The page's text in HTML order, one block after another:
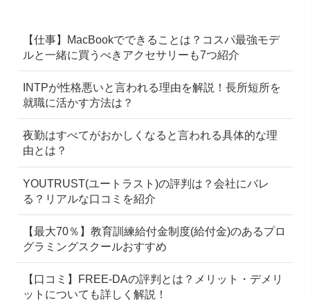
【仕事】MacBookでできることは？コスパ最強モデ
ルと一緒に買うべきアクセサリーも7つ紹介
INTPが性格悪いと言われる理由を解説！長所短所を
就職に活かす方法は？
夜勤はすべてがおかしくなると言われる具体的な理
由とは？
YOUTRUST(ユートラスト)の評判は？会社にバレ
る？リアルな口コミを紹介
【最大70％】教育訓練給付金制度(給付金)のあるプロ
グラミングスクールおすすめ
【口コミ】FREE-DAの評判とは？メリット・デメリ
ットについても詳しく解説！